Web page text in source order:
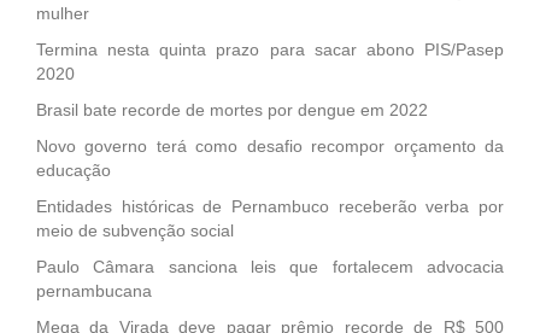
mulher
Termina nesta quinta prazo para sacar abono PIS/Pasep
2020
Brasil bate recorde de mortes por dengue em 2022
Novo governo terá como desafio recompor orçamento da
educação
Entidades históricas de Pernambuco receberão verba por
meio de subvenção social
Paulo Câmara sanciona leis que fortalecem advocacia
pernambucana
Mega da Virada deve pagar prêmio recorde de R$ 500